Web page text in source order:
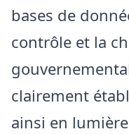
bases de
contrôle et la
clairement
ainsi en